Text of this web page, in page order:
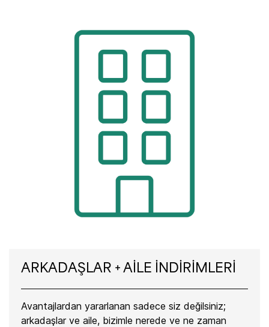
ARKADAŞLAR + AİLE İNDİRİMLERİ
Avantajlardan yararlanan sadece siz değilsiniz;
arkadaşlar ve aile, bizimle nerede ve ne zaman